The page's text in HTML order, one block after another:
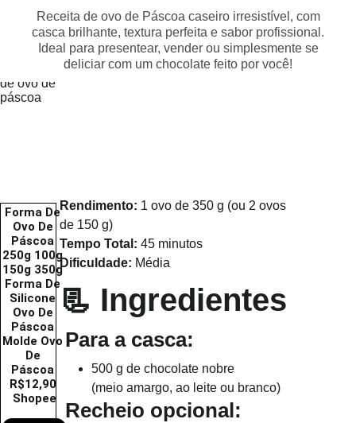
Receita de ovo de Páscoa caseiro irresistível, com
casca brilhante, textura perfeita e sabor profissional.
Ideal para presentear, vender ou simplesmente se
deliciar com um chocolate feito por você!
Rendimento: 1 ovo de 350 g (ou 2 ovos
de 150 g)
Tempo Total: 45 minutos
Dificuldade: Média
📃 Ingredientes
Para a casca:
500 g de chocolate nobre
(meio amargo, ao leite ou branco)
Recheio opcional:
Forma De
Ovo De
Páscoa
250g 100g
150g 350g
Forma De
Silicone
Ovo De
Páscoa
Molde Ovo
De
Páscoa
R$12,90
Shopee